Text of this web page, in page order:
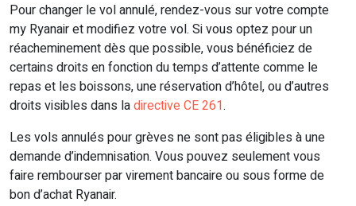
Pour changer le vol annulé, rendez-vous sur votre compte
my Ryanair et modifiez votre vol. Si vous optez pour un
réacheminement dès que possible, vous bénéficiez de
certains droits en fonction du temps d’attente comme le
repas et les boissons, une réservation d’hôtel, ou d’autres
droits visibles dans ladirective CE 261.
Les vols annulés pour grèves ne sont pas éligibles à une
demande d’indemnisation. Vous pouvez seulement vous
faire rembourser par virement bancaire ou sous forme de
bon d’achat Ryanair.